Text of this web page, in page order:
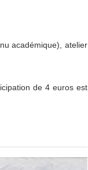
académique), atelier
de 4 euros est